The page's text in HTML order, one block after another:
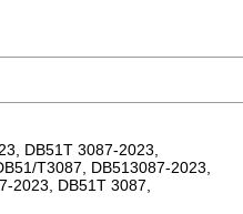
DB51T 3087-2023,
T3087, DB513087-2023,
2023, DB51T 3087,